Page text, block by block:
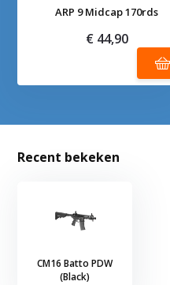
ARP 9 Midcap 170rds
€ 44,90
Recent bekeken
CM16 Batto PDW
(Black)